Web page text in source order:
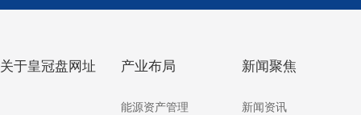
关于皇冠盘网址 产业布局
能源资产管理
新闻聚焦
新闻资讯